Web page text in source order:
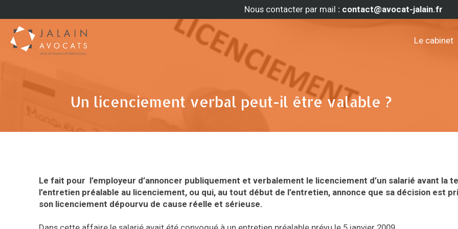
Nous contacter par mail : contact@avocat-jalain.fr
Le cabinet
Un licenciement verbal peut-il être valable ?
Le fait pour l’employeur d’annoncer publiquement et verbalement le licenciement d’un salarié avant la
l’entretien préalable au licenciement, ou qui, au tout début de l’entretien, annonce que sa décision est
son licenciement dépourvu de cause réelle et sérieuse.